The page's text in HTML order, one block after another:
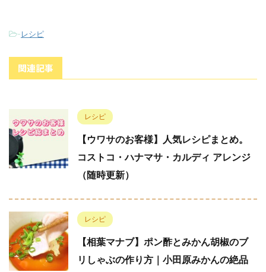
-レシピ
関連記事
レシピ
【ウワサのお客様】人気レシピまとめ。
コストコ・ハナマサ・カルディ アレンジ
（随時更新）
レシピ
【相葉マナブ】ポン酢とみかん胡椒のブ
リしゃぶの作り方｜小田原みかんの絶品